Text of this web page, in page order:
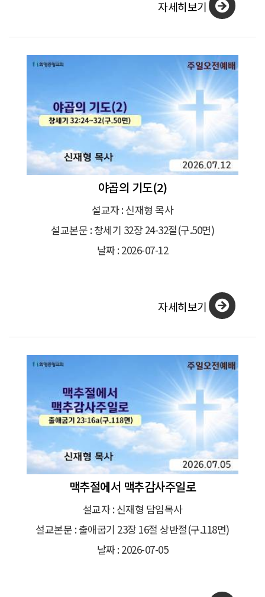
자세히보기
야곱의 기도(2)
설교자 : 신재형 목사
설교본문 : 창세기 32장 24-32절(구.50면)
날짜 : 2026-07-12
자세히보기
맥추절에서 맥추감사주일로
설교자 : 신재형 담임목사
설교본문 : 출애굽기 23장 16절 상반절(구.118면)
날짜 : 2026-07-05